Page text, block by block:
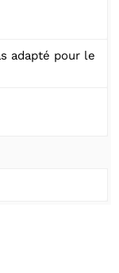
adapté pour le